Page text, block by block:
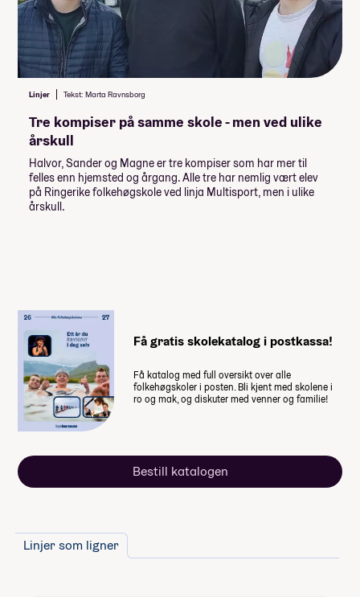
Pris: Inkludert i linjepris
Lån fra Lånekassen
-92 928,-
Les mer om priser, lån og stipend
Studiestøtten for neste år vedtas av
studiestøtte legges inn etter det.
Summen du må dekke selv
162 000,-
Husk at du også trenger penger til
dette
Mat på studietur Surfecamp i
Hoddevik
Utstyr til linja (se Utstyr til linja
nedenfor)
lommepenger de brukte i løpet av
sitt år på folkehøgskole
Linjer Tekst: Marta Ravnsborg
Tre kompiser på samme skole - men ved ulike
årskull
Halvor, Sander og Magne er tre kompiser som har mer til
felles enn hjemsted og årgang. Alle tre har nemlig vært elev
på Ringerike folkehøgskole ved linja Multisport, men i ulike
årskull.
Få gratis skolekatalog i postkassa!
Få katalog med full oversikt over alle
folkehøgskoler i posten. Bli kjent med skolene i
ro og mak, og diskuter med venner og familie!
Bestill katalogen
Linjer som ligner